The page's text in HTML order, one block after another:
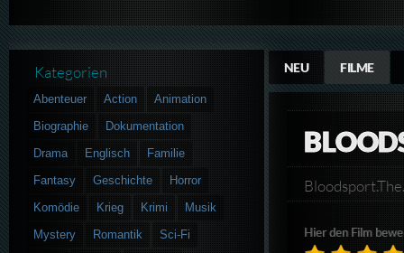
NEU FILME
Hier den Film
Kategorien
Abenteuer Action
Animation
Biographie
Dokumentation
Drama
Englisch
Familie
Fantasy
Geschichte
Horror
Komödie
Krieg Krimi
Musik
Mystery
Romantik
Sci-Fi